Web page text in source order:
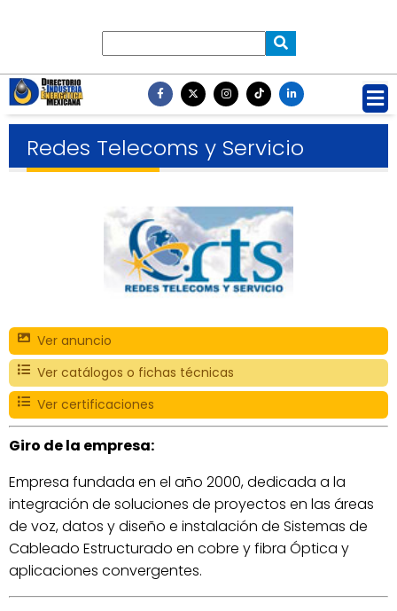
Redes Telecoms y Servicio
Ver anuncio
Ver catálogos o fichas técnicas
Ver certificaciones
Giro de la empresa:
Empresa fundada en el año 2000, dedicada a la
integración de soluciones de proyectos en las áreas
de voz, datos y diseño e instalación de Sistemas de
Cableado Estructurado en cobre y fibra Óptica y
aplicaciones convergentes.